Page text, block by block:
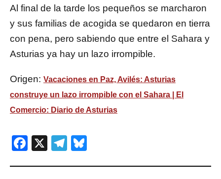
Al final de la tarde los pequeños se marcharon
y sus familias de acogida se quedaron en tierra
con pena, pero sabiendo que entre el Sahara y
Asturias ya hay un lazo irrompible.
Origen: Vacaciones en Paz, Avilés: Asturias
construye un lazo irrompible con el Sahara | El
Comercio: Diario de Asturias
Facebook
X Telegram